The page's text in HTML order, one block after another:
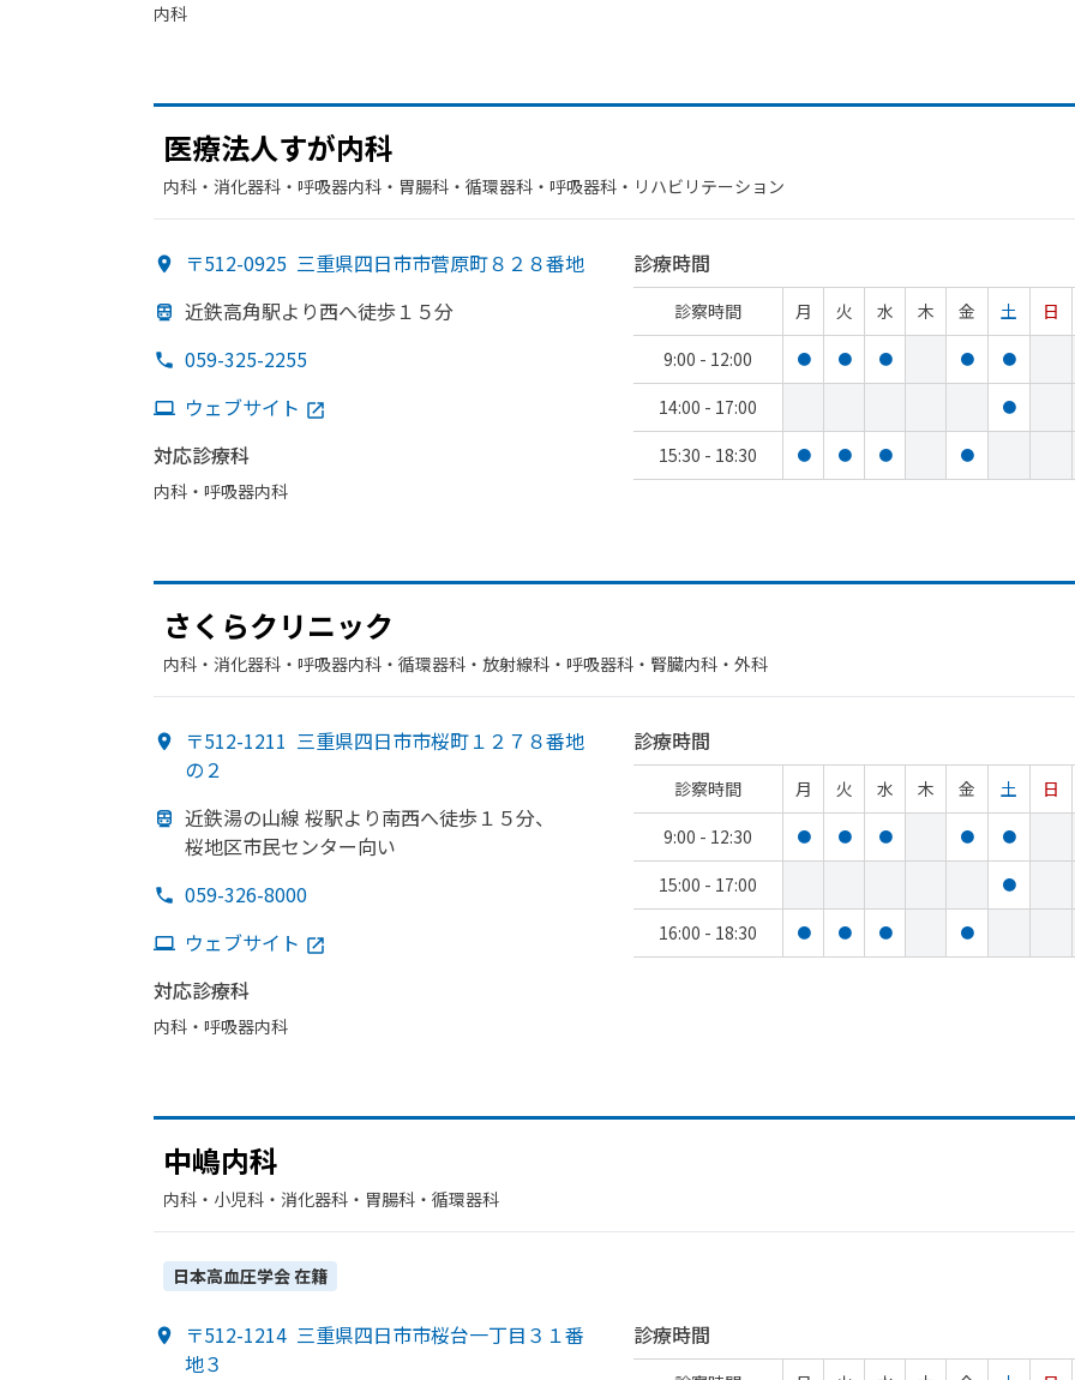
内科
医療法人すが内科
内科・​消化器科・​呼吸器内科・​胃腸科・​循環器科・​呼吸器科・​リハビリテーション
〒512-0925 三重県四日市市菅原町８２８番地
近鉄高角駅より西へ徒歩１５分
059-325-2255
ウェブサイト
対応診療科
内科・​呼吸器内科
診療時間
診察時間 月 火 水 木 金 土
日
9:00 - 12:00
● ● ● ● ●
14:00 - 17:00 ●
15:30 - 18:30 ● ● ● ●
さくらクリニック
内科・​消化器科・​呼吸器内科・​循環器科・​放射線科・​呼吸器科・​腎臓内科・外科
〒512-1211 三重県四日市市桜町１２７８番地
の２
近鉄湯の山線 桜駅より南西へ徒歩１５分、
桜地区市民センター向い
059-326-8000
ウェブサイト
対応診療科
内科・​呼吸器内科
診療時間
診察時間 月 火 水 木 金 土
日
9:00 - 12:30
● ● ● ● ●
15:00 - 17:00 ●
16:00 - 18:30 ● ● ● ●
中嶋内科
内科・​小児科・​消化器科・​胃腸科・​循環器科
日本高血圧学会在籍
〒512-1214 三重県四日市市桜台一丁目３１番
地３
診療時間